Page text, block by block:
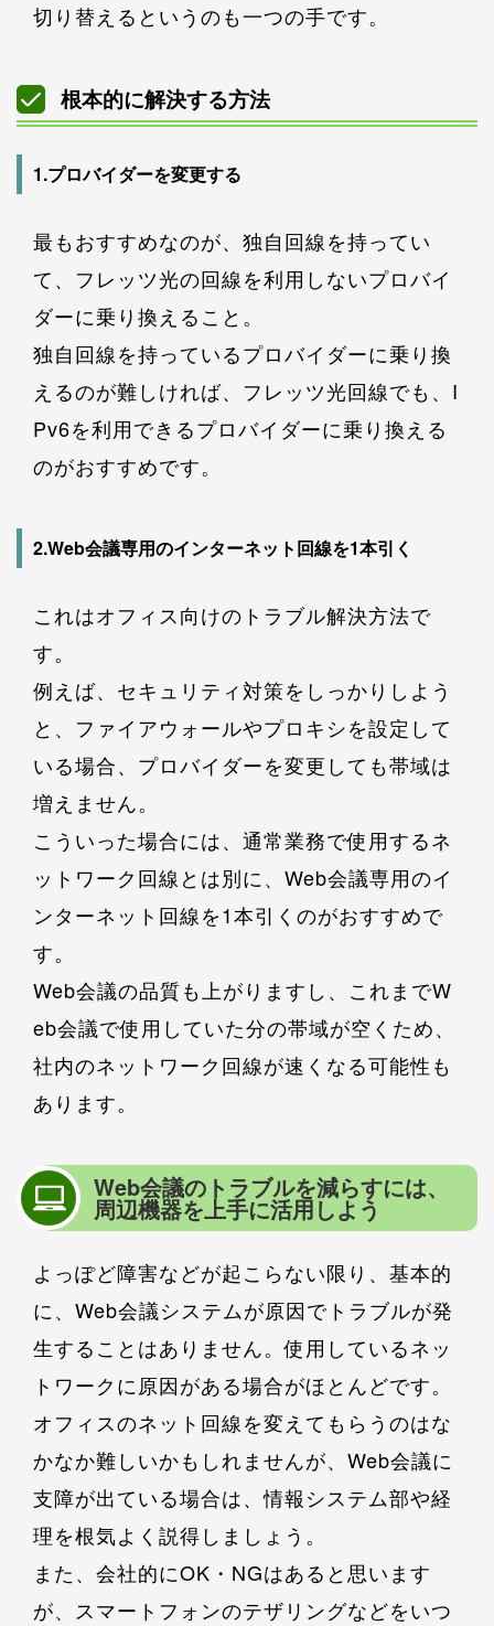
切り替えるというのも一つの手です。
根本的に解決する方法
1.プロバイダーを変更する
最もおすすめなのが、独自回線を持ってい
て、フレッツ光の回線を利用しないプロバイ
ダーに乗り換えること。
独自回線を持っているプロバイダーに乗り換
えるのが難しければ、フレッツ光回線でも、I
Pv6を利用できるプロバイダーに乗り換える
のがおすすめです。
2.Web会議専用のインターネット回線を1本引く
これはオフィス向けのトラブル解決方法で
す。
例えば、セキュリティ対策をしっかりしよう
と、ファイアウォールやプロキシを設定して
いる場合、プロバイダーを変更しても帯域は
増えません。
こういった場合には、通常業務で使用するネ
ットワーク回線とは別に、Web会議専用のイ
ンターネット回線を1本引くのがおすすめで
す。
Web会議の品質も上がりますし、これまでW
eb会議で使用していた分の帯域が空くため、
社内のネットワーク回線が速くなる可能性も
あります。
Web会議のトラブルを減らすには、
周辺機器を上手に活用しよう
よっぽど障害などが起こらない限り、基本的
に、Web会議システムが原因でトラブルが発
生することはありません。使用しているネッ
トワークに原因がある場合がほとんどです。
オフィスのネット回線を変えてもらうのはな
かなか難しいかもしれませんが、Web会議に
支障が出ている場合は、情報システム部や経
理を根気よく説得しましょう。
また、会社的にOK・NGはあると思います
が、スマートフォンのテザリングなどをいつ